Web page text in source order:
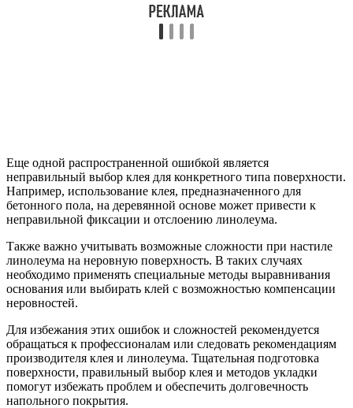
Еще одной распространенной ошибкой является
неправильный выбор клея для конкретного типа поверхности.
Например, использование клея, предназначенного для
бетонного пола, на деревянной основе может привести к
неправильной фиксации и отслоению линолеума.
Также важно учитывать возможные сложности при настиле
линолеума на неровную поверхность. В таких случаях
необходимо применять специальные методы выравнивания
основания или выбирать клей с возможностью компенсации
неровностей.
Для избежания этих ошибок и сложностей рекомендуется
обращаться к профессионалам или следовать рекомендациям
производителя клея и линолеума. Тщательная подготовка
поверхности, правильный выбор клея и методов укладки
помогут избежать проблем и обеспечить долговечность
напольного покрытия.